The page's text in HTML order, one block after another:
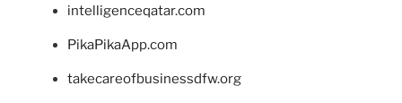
intelligenceqatar.com
PikaPikaApp.com
takecareofbusinessdfw.org